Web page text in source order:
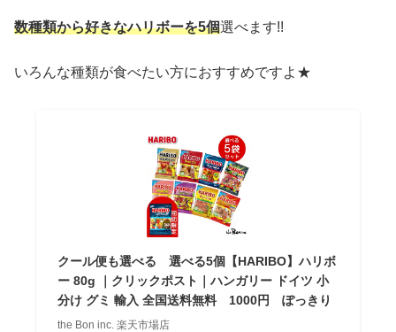
数種類から好きなハリボーを5個選べます!!
いろんな種類が食べたい方におすすめですよ★
クール便も選べる 選べる5個【HARIBO】ハリボ
ー 80g ｜クリックポスト｜ハンガリー ドイツ 小
分け グミ 輸入 全国送料無料 1000円 ぽっきり
the Bon inc. 楽天市場店